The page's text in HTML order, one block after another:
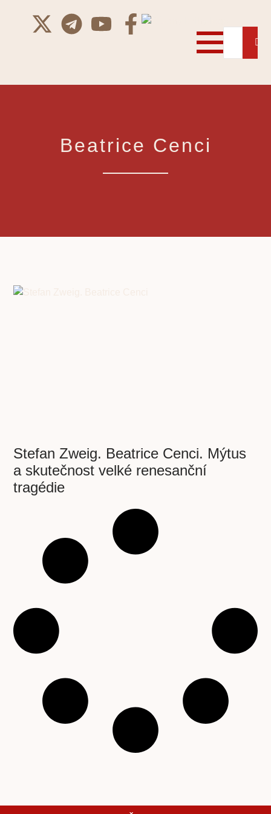
Beatrice Cenci
Stefan Zweig. Beatrice Cenci. Mýtus
a skutečnost velké renesanční
tragédie